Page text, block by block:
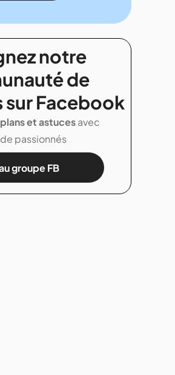
notre
de
Facebook
et astucesavec
passionnés
groupe FB